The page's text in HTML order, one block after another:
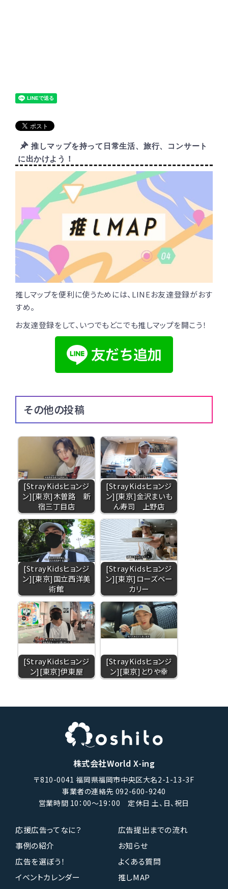
推しマップを持って日常生活、旅行、コンサート
に出かけよう！
推しマップを便利に使うためには、LINEお友達登録がおす
すめ。
お友達登録をして、いつでもどこでも推しマップを開こう！
その他の投稿
[StrayKidsヒョンジ
ン][東京]木曽路 新
宿三丁目店
[StrayKidsヒョンジ
ン][東京]金沢まいも
ん寿司 上野店
[StrayKidsヒョンジ
ン][東京]国立西洋美
術館
[StrayKidsヒョンジ
ン][東京]ローズベー
カリー
[StrayKidsヒョンジ
ン][東京]伊東屋
[StrayKidsヒョンジ
ン][東京]とりや幸
株式会社World X-ing
〒810-0041 福岡県福岡市中央区大名2-1-13-3F
事業者の連絡先 092-600-9240
営業時間 10：00〜19：00 定休日 土、日、祝日
応援広告ってなに？
広告提出までの流れ
事例の紹介
お知らせ
広告を選ぼう！
よくある質問
イベントカレンダー
推しMAP